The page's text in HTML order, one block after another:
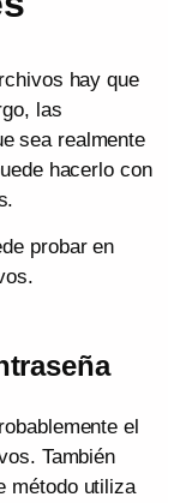
hay que
las
sea realmente
hacerlo con
probar en
el
También
método utiliza